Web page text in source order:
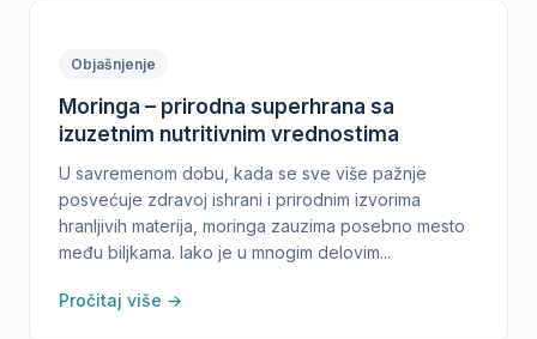
Objašnjenje
Moringa – prirodna superhrana sa
izuzetnim nutritivnim vrednostima
U savremenom dobu, kada se sve više pažnje
posvećuje zdravoj ishrani i prirodnim izvorima
hranljivih materija, moringa zauzima posebno mesto
među biljkama. Iako je u mnogim delovim...
Pročitaj više →